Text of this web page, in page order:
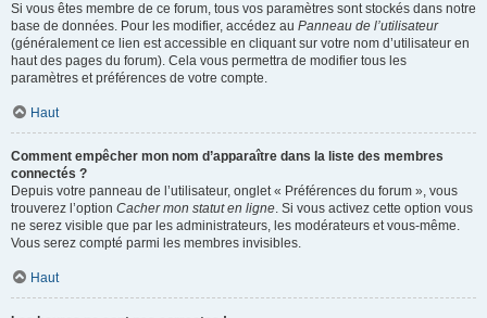
Si vous êtes membre de ce forum, tous vos paramètres sont stockés dans notre
base de données. Pour les modifier, accédez au Panneau de l’utilisateur
(généralement ce lien est accessible en cliquant sur votre nom d’utilisateur en
haut des pages du forum). Cela vous permettra de modifier tous les
paramètres et préférences de votre compte.
Haut
Comment empêcher mon nom d’apparaître dans la liste des membres
connectés ?
Depuis votre panneau de l’utilisateur, onglet « Préférences du forum », vous
trouverez l’option Cacher mon statut en ligne. Si vous activez cette option vous
ne serez visible que par les administrateurs, les modérateurs et vous-même.
Vous serez compté parmi les membres invisibles.
Haut